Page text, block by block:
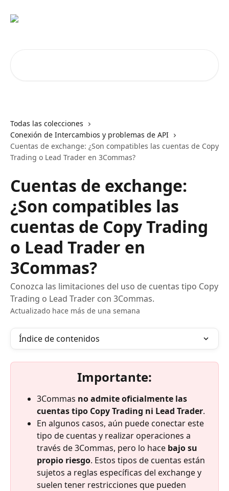
Todas las colecciones
Conexión de Intercambios y problemas de API
Cuentas de exchange: ¿Son compatibles las cuentas de Copy
Trading o Lead Trader en 3Commas?
Cuentas de exchange:
¿Son compatibles las
cuentas de Copy Trading
o Lead Trader en
3Commas?
Conozca las limitaciones del uso de cuentas tipo Copy
Trading o Lead Trader con 3Commas.
Actualizado hace más de una semana
Índice de contenidos
Importante:
3Commas no admite oficialmente las
cuentas tipo Copy Trading ni Lead Trader.
En algunos casos, aún puede conectar este
tipo de cuentas y realizar operaciones a
través de 3Commas, pero lo hace bajo su
propio riesgo. Estos tipos de cuentas están
sujetos a reglas específicas del exchange y
suelen tener restricciones que pueden